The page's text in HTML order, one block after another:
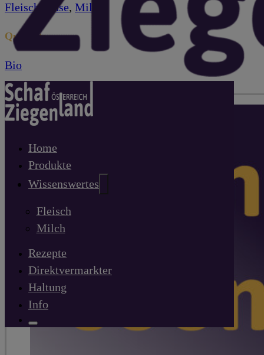
Home
Produkte
Wissenswertes
Fleisch
Milch
Rezepte
Direktvermarkter
Haltung
Info
Fleisch Käse, Milch
Qualität:
Bio